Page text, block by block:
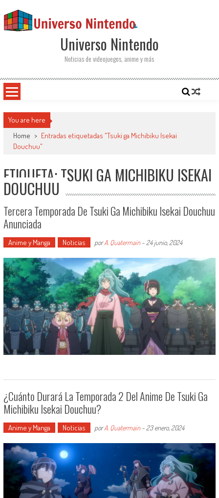
Universo Nintendo
Noticias de videojuegos, anime y más
You are here
Home > Entradas etiquetadas "Tsuki ga Michibiku Isekai
Douchuu"
ETIQUETA: TSUKI GA MICHIBIKU ISEKAI
DOUCHUU
Tercera Temporada De Tsuki Ga Michibiku Isekai Douchuu
Anunciada
Anime y Manga Noticias porA. Quatermain- 24 junio, 2024
¿Cuánto Durará La Temporada 2 Del Anime De Tsuki Ga
Michibiku Isekai Douchuu?
Anime y Manga Noticias porA. Quatermain- 23 enero, 2024